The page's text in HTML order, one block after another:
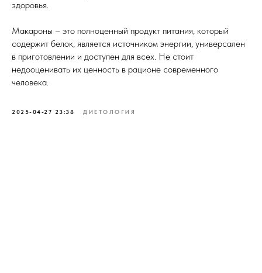
здоровья.
Макароны – это полноценный продукт питания, который
содержит белок, является источником энергии, универсален
в приготовлении и доступен для всех. Не стоит
недооценивать их ценность в рационе современного
человека.
2025-04-27 23:38 ДИЕТОЛОГИЯ